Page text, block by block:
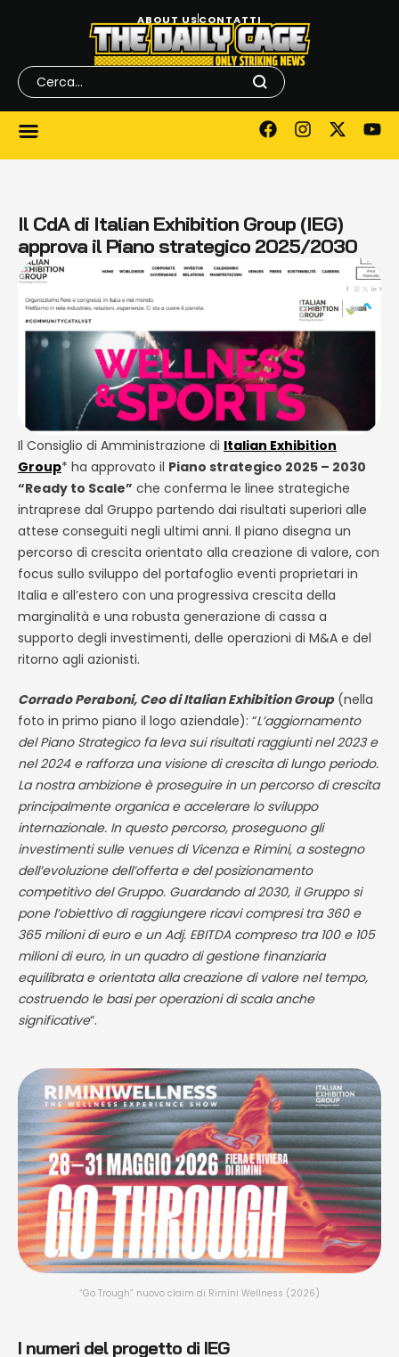
ABOUT USCONTATTI
Il CdA di Italian Exhibition Group (IEG)
approva il Piano strategico 2025/2030
Il Consiglio di Amministrazione di Italian Exhibition
Group* ha approvato il Piano strategico 2025 – 2030
“Ready to Scale” che conferma le linee strategiche
intraprese dal Gruppo partendo dai risultati superiori alle
attese conseguiti negli ultimi anni. Il piano disegna un
percorso di crescita orientato alla creazione di valore, con
focus sullo sviluppo del portafoglio eventi proprietari in
Italia e all’estero con una progressiva crescita della
marginalità e una robusta generazione di cassa a
supporto degli investimenti, delle operazioni di M&A e del
ritorno agli azionisti.
Corrado Peraboni, Ceo di Italian Exhibition Group(nella
foto in primo piano il logo aziendale): “L’aggiornamento
del Piano Strategico fa leva sui risultati raggiunti nel 2023 e
nel 2024 e rafforza una visione di crescita di lungo periodo.
La nostra ambizione è proseguire in un percorso di crescita
principalmente organica e accelerare lo sviluppo
internazionale. In questo percorso, proseguono gli
investimenti sulle venues di Vicenza e Rimini, a sostegno
dell’evoluzione dell’offerta e del posizionamento
competitivo del Gruppo. Guardando al 2030, il Gruppo si
pone l’obiettivo di raggiungere ricavi compresi tra 360 e
365 milioni di euro e un Adj. EBITDA compreso tra 100 e 105
milioni di euro, in un quadro di gestione finanziaria
equilibrata e orientata alla creazione di valore nel tempo,
costruendo le basi per operazioni di scala anche
significative“.
“Go Trough” nuovo claim di Rimini Wellness (2026)
I numeri del progetto di IEG